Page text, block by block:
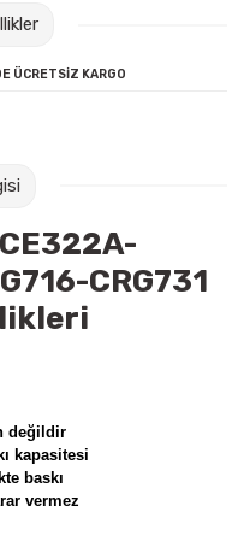
& İğneler
Tel Sökücüleri
Telleri
Gereçleri
Boyalar
Boyaları
Boyaları
Boyalar
ÜCRETSİZ KARGO
CRG731
değildir
kapasitesi
baskı
vermez